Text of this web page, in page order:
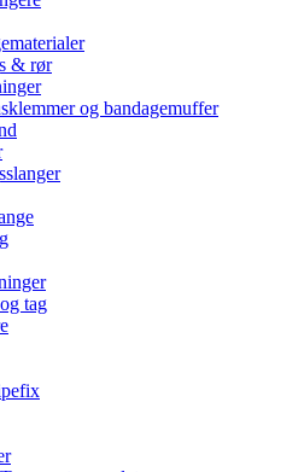
& rør
og bandagemuffer
tag